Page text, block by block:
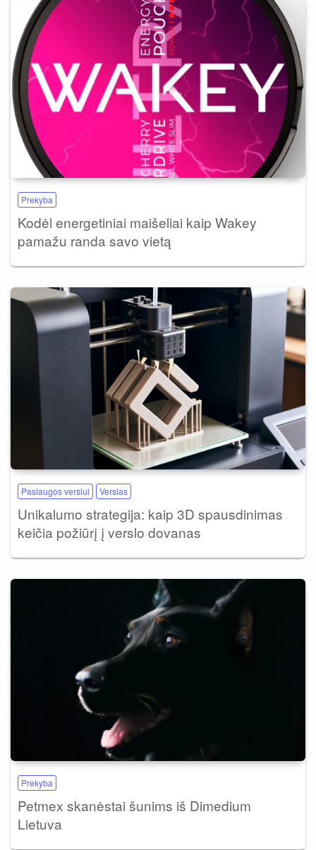
Prekyba
Kodėl energetiniai maišeliai kaip Wakey
pamažu randa savo vietą
Paslaugos verslui Verslas
Unikalumo strategija: kaip 3D spausdinimas
keičia požiūrį į verslo dovanas
Prekyba
Petmex skanėstai šunims iš Dimedium
Lietuva